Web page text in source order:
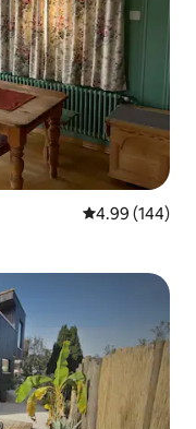
평점 4.99점(5
4.99 (144)